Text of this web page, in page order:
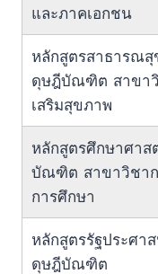
และภาคเอกชน
หลักสูตรสาธารณ
ดุษฎีบัณฑิต สาขาวิ
เสริมสุขภาพ
หลักสูตรศึกษาศาส
บัณฑิต สาขาวิชาก
การศึกษา
หลักสูตรรัฐประศา
ดุษฎีบัณฑิต